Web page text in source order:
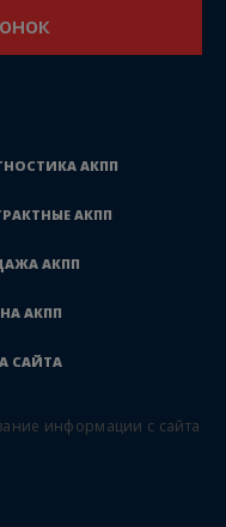
АКПП
АКПП
АКПП
АКПП
САЙТА
информации с сайта